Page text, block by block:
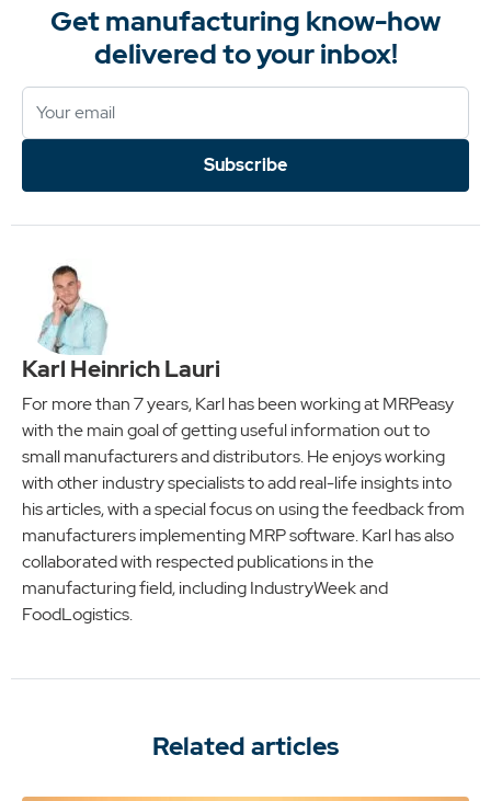
Get manufacturing know-how
delivered to your inbox!
Subscribe
Karl Heinrich Lauri
For more than 7 years, Karl has been working at MRPeasy
with the main goal of getting useful information out to
small manufacturers and distributors. He enjoys working
with other industry specialists to add real-life insights into
his articles, with a special focus on using the feedback from
manufacturers implementing MRP software. Karl has also
collaborated with respected publications in the
manufacturing field, including IndustryWeek and
FoodLogistics.
Related articles